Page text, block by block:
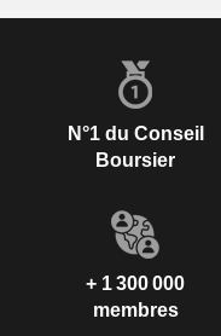
N°1 du Conseil
Boursier
+ 1 300 000
membres